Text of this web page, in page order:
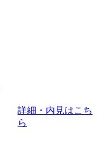
詳細・内見はこち
ら